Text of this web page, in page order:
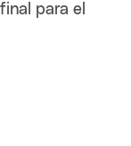
para el